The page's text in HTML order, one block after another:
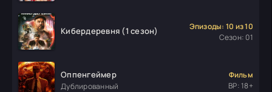
Кибердеревня (1 сезон)
Эпизоды: 10 из 10
Сезон: 01
Оппенгеймер
Дублированный
Фильм
ВР: 18+